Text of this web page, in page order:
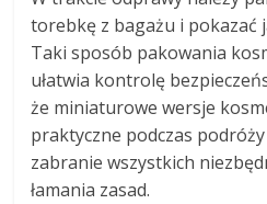
torebkę z bagażu i pokazać
Taki sposób pakowania
ułatwia kontrolę
że miniaturowe wersje
praktyczne podczas
zabranie wszystkich
łamania zasad.